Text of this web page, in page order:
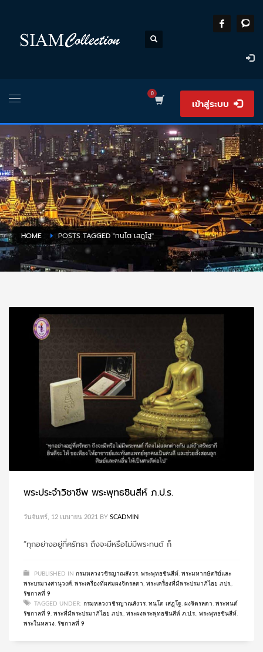
เข้าสู่ระบบ
HOME POSTS TAGGED "ทนฺโต เสฎฺโฐ"
พระประจำวิชาชีพ พระพุทธชินสีห์ ภ.ป.ร.
วันจันทร์, 12 เมษายน 2021 BY SCADMIN
“ทุกอย่างอยู่ที่ศรัทธา ถึงจะมีหรือไม่มีพระทนต์ ก็
PUBLISHED IN กรมหลวงวชิรญาณสังวร พระพุทธชินสีห์ พระมหากษัตริย์และ
พระบรมวงศานุวงศ์ พระเครื่องที่ผสมผงจิตรลดา พระเครื่องที่มีพระปรมาภิไธย ภปร.
รัชกาลที่ 9
TAGGED UNDER: กรมหลวงวชิรญาณสังวร ทนฺโต เสฎฺโฐ ผงจิตรลดา พระทนต์
รัชกาลที่ 9 พระที่มีพระปรมาภิไธย ภปร. พระผงพระพุทธชินสีห์ ภ.ป.ร. พระพุทธชินสีห์
พระในหลวง รัชกาลที่ 9